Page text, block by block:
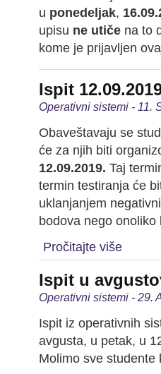
u ponedeljak,
upisu ne utiče na to
kome je prijavljen
Ispit
Operativni sistemi - 11.
Obaveštavaju se
će za njih biti
12.09.2019. Taj
termin testiranja će
uklanjanjem
bodova nego
Pročitajte više
Ispit u
Operativni sistemi - 29.
Ispit iz operativnih
avgusta, u petak, u
Molimo sve studente